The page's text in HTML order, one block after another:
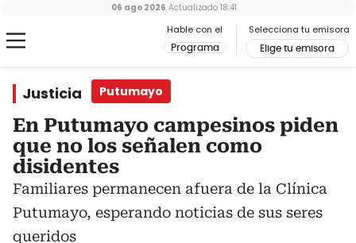
Hable con el
Programa
Selecciona tu emisora
Elige tu emisora
06 ago 2026 Actualizado 18:41
Justicia Putumayo
En Putumayo campesinos piden
que no los señalen como
disidentes
Familiares permanecen afuera de la Clínica
Putumayo, esperando noticias de sus seres
queridos